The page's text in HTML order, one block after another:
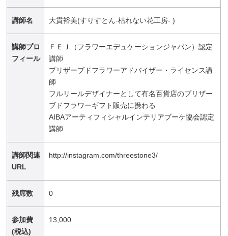
講師名 大貫裕美(すりすとん-枯れない花工房- )
講師プロ
フィール
ＦＥＪ（フラワーエデュケーションジャパン）認定
講師
プリザーブドフラワーアドバイザー・ライセンス講
師
フルリールデザイナーとして有名百貨店のプリザー
ブドフラワーギフト販売に携わる
AIBAアーティフィシャルインテリアブーケ協会認定
講師
講師関連
URL
http://instagram.com/threestone3/
残席数 0
参加費
(税込)
13,000